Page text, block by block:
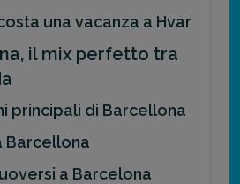
una vacanza a Hvar
il mix perfetto tra
principali di Barcellona
Barcellona
a Barcelona